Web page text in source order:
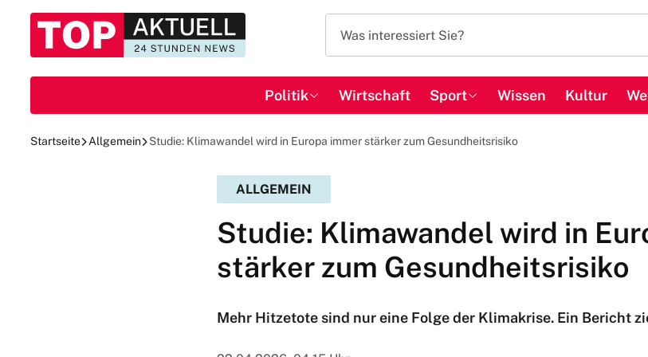
Politik Wirtschaft Sport Wissen Kultur
Startseite Allgemein Studie: Klimawandel wird in Europa immer stärker zum Gesundheitsrisiko
ALLGEMEIN
Studie: Klimawandel wird in
stärker zum Gesundheitsrisiko
Mehr Hitzetote sind nur eine Folge der Klimakrise. Ein Bericht